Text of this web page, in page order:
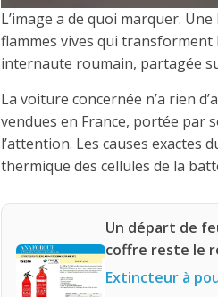
L’image a de quoi marquer. Une
flammes vives qui transforment
internaute roumain, partagée
La voiture concernée n’a rien
vendues en France, portée par
l’attention. Les causes exactes
thermique des cellules de la
Un départ de
coffre reste le
Extincteur à